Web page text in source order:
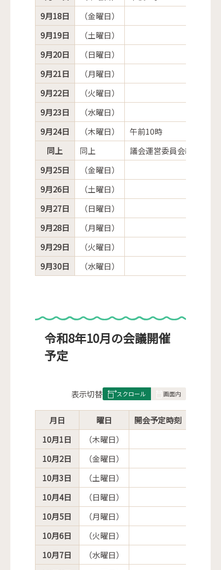
9月18日
（金曜日）
9月19日
（土曜日）
9月20日
（日曜日）
9月21日
（月曜日）
9月22日
（火曜日）
9月23日
（水曜日）
9月24日
（木曜日） 午前10時
同上
同上 議会運営委員会終了後
9月25日
（金曜日）
9月26日
（土曜日）
9月27日
（日曜日）
9月28日
（月曜日）
9月29日
（火曜日）
9月30日
（水曜日）
令和8年10月の会議開催
予定
表
の
表示切替
月日 曜日 開会予定時刻
10月1日
（木曜日）
10月2日
（金曜日）
10月3日
（土曜日）
10月4日
（日曜日）
10月5日
（月曜日）
10月6日
（火曜日）
10月7日
（水曜日）